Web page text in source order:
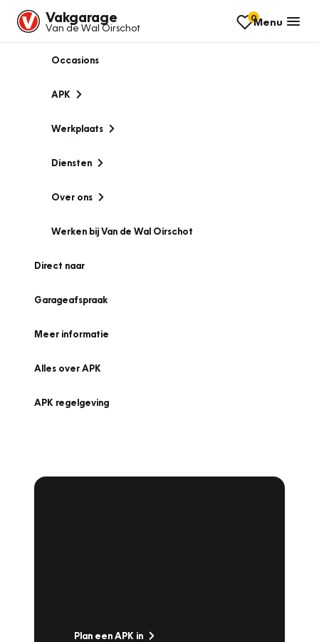
Vakgarage
Van de Wal Oirschot
0Menu
Occasions
APK
Werkplaats
Diensten
Over ons
Werken bij Van de Wal Oirschot
Direct naar
Garageafspraak
Meer informatie
Alles over APK
APK regelgeving
Plan een APK in